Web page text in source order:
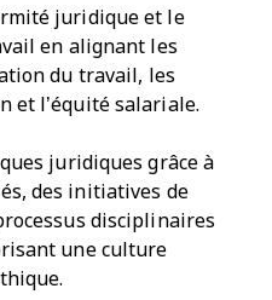
juridique et le
en alignant les
du travail, les
et l’équité salariale.
juridiques grâce à
des initiatives de
disciplinaires
une culture